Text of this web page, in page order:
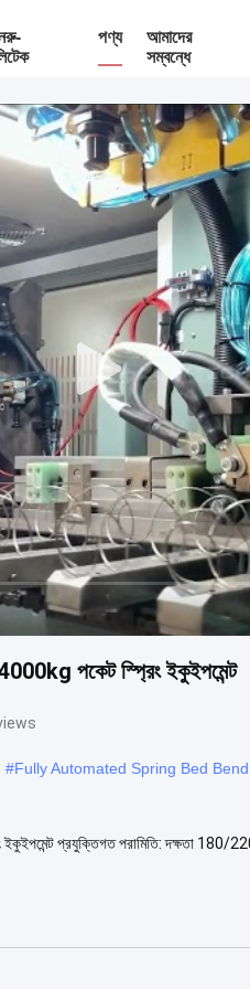
পণ্য
আমাদের
সম্বন্ধে
পকেট স্প্রিং ইকুইপমেন্ট
#Fully Automated Spring Bed
ইকুইপমেন্ট প্রযুক্তিগত পরামিতি: দক্ষতা